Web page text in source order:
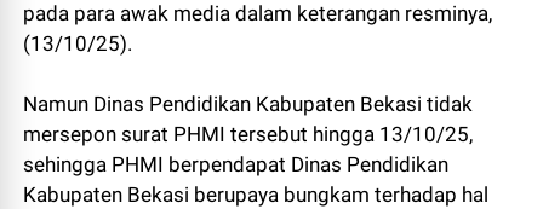
pada para awak media dalam keterangan resminya,
(13/10/25).
Namun Dinas Pendidikan Kabupaten Bekasi tidak
mersepon surat PHMI tersebut hingga 13/10/25,
sehingga PHMI berpendapat Dinas Pendidikan
Kabupaten Bekasi berupaya bungkam terhadap hal